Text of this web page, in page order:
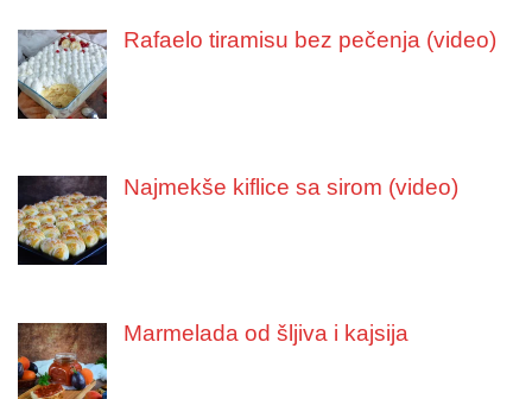
Rafaelo tiramisu bez pečenja (video)
Najmekše kiflice sa sirom (video)
Marmelada od šljiva i kajsija